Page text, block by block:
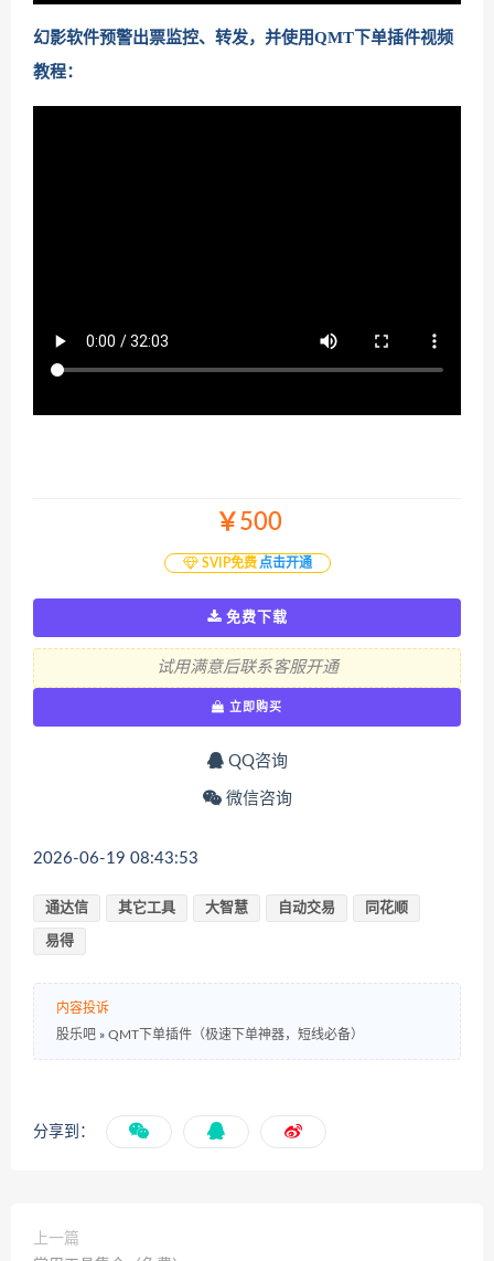
幻影软件预警出票监控、转发，并使用QMT下单插件视频
教程：
￥500
SVIP免费 点击开通
免费下载
试用满意后联系客服开通
立即购买
QQ咨询
微信咨询
2026-06-19 08:43:53
通达信 其它工具 大智慧 自动交易 同花顺
易得
内容投诉
股乐吧 » QMT下单插件（极速下单神器，短线必备）
分享到：
上一篇